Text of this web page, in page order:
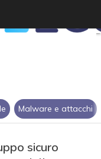
Malware e attacchi
sicuro